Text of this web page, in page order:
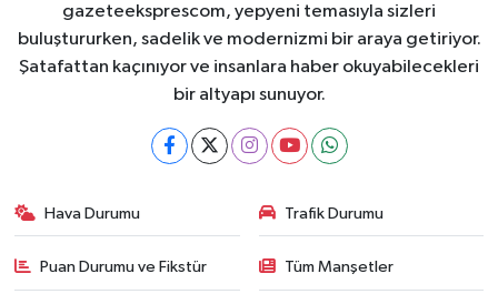
gazeteeksprescom, yepyeni temasıyla sizleri
buluştururken, sadelik ve modernizmi bir araya getiriyor.
Şatafattan kaçınıyor ve insanlara haber okuyabilecekleri
bir altyapı sunuyor.
Hava Durumu Trafik Durumu
Puan Durumu ve Fikstür Tüm Manşetler